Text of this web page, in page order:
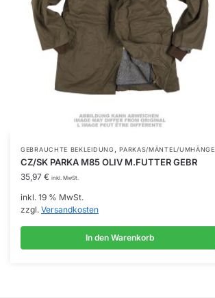
GEBRAUCHTE BEKLEIDUNG,PARKAS/MÄNTEL/UMHÄNGE
CZ/SK PARKA M85 OLIV M.FUTTER GEBR
35,97 € inkl. MwSt.
inkl. 19 % MwSt.
zzgl. Versandkosten
In den Warenkorb